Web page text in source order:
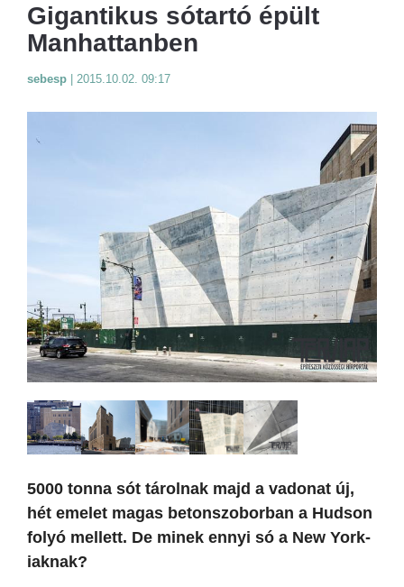
Gigantikus sótartó épült
Manhattanben
sebesp 2015.10.02. 09:17
5000 tonna sót tárolnak majd a vadonat új,
hét emelet magas betonszoborban a Hudson
folyó mellett. De minek ennyi só a New York-
iaknak?